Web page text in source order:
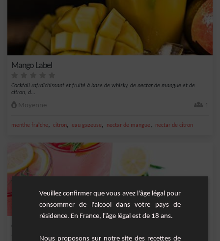
Mango Label
Cocktail rafraîchissant et fruité à base de whisky, de nectar de mangue et de
citron, d...
Moyenne 1
menthe fraîche, citron, eau gazeuse, nectar de mangue, nectar de citron
Veuillez confirmer que vous avez l'âge légal pour
consommer de l'alcool dans votre pays de
résidence. En France, l'âge légal est de 18 ans.
Nous proposons sur notre site des recettes de